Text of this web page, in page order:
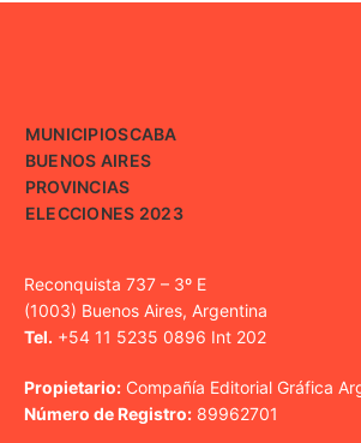
MUNICIPIOSCABA
BUENOS AIRES
PROVINCIAS
ELECCIONES 2023
Reconquista 737 – 3º E
(1003) Buenos Aires, Argentina
Tel. +54 11 5235 0896 Int 202
Propietario: Compañía Editorial Gráfica
Número de Registro: 89962701